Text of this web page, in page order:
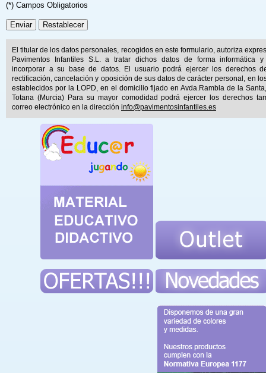
(*) Campos Obligatorios
El titular de los datos personales, recogidos en este formulario, autoriza
Pavimentos Infantiles S.L. a tratar dichos datos de forma informática y
incorporar a su base de datos. El usuario podrá ejercer los derechos
rectificación, cancelación y oposición de sus datos de carácter personal, en
establecidos por la LOPD, en el domicilio fijado en Avda.Rambla de la
Totana (Murcia) Para su mayor comodidad podrá ejercer los derechos
correo electrónico en la dirección info@pavimentosinfantiles.es